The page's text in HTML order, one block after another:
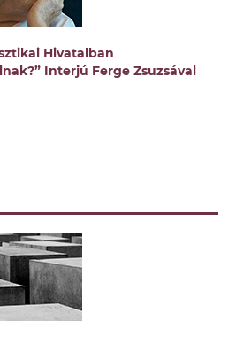
Hivatalban
Interjú Ferge Zsuzsával